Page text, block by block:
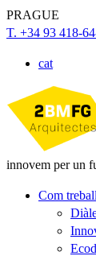
PRAGUE
T. +34 93 418-
cat
innovem per un
Com